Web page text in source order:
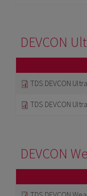
DEVCON
TDS DEVCON
TDS DEVCON
DEVCON